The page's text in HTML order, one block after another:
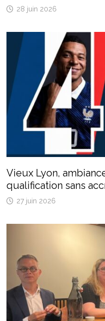
28 juin 2026
Vieux Lyon,
qualification sans
27 juin 2026